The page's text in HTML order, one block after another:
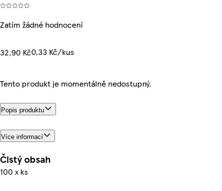
Zatím žádné hodnocení
32,90 Kč0,33 Kč/kus
Tento produkt je momentálně nedostupný.
Popis produktu
Více informací
Čistý obsah
100 x ks